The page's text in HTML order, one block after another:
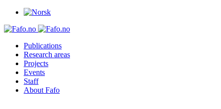
Publications
Research areas
Projects
Events
Staff
About Fafo